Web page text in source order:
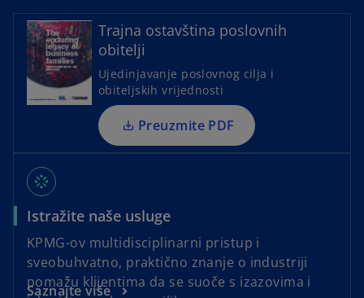
Trajna ostavština poslovnih
obitelji
Ujedinjavanje poslovnog cilja i
obiteljskih vrijednosti
Preuzmite PDF
e
i
n
a
n
b
stream
Istražite naše usluge
KPMG-ov multidisciplinarni pristup i
sveobuhvatno, praktično znanje o industriji
pomažu klijentima da se suoče s izazovima i
Saznajte više